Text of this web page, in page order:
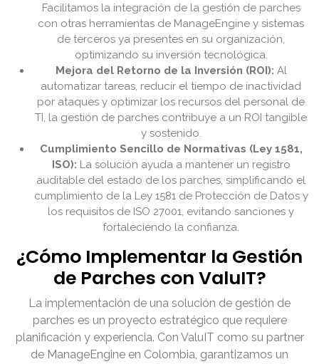
Facilitamos la integración de la gestión de parches
con otras herramientas de ManageEngine y sistemas
de terceros ya presentes en su organización,
optimizando su inversión tecnológica.
Mejora del Retorno de la Inversión (ROI): Al
automatizar tareas, reducir el tiempo de inactividad
por ataques y optimizar los recursos del personal de
TI, la gestión de parches contribuye a un ROI tangible
y sostenido.
Cumplimiento Sencillo de Normativas (Ley 1581,
ISO): La solución ayuda a mantener un registro
auditable del estado de los parches, simplificando el
cumplimiento de la Ley 1581 de Protección de Datos y
los requisitos de ISO 27001, evitando sanciones y
fortaleciendo la confianza.
¿Cómo Implementar la Gestión
de Parches con ValuIT?
La implementación de una solución de gestión de
parches es un proyecto estratégico que requiere
planificación y experiencia. Con ValuIT como su partner
de ManageEngine en Colombia, garantizamos un